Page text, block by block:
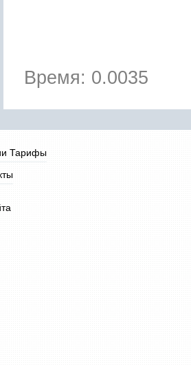
Время: 0.0035
Тарифы